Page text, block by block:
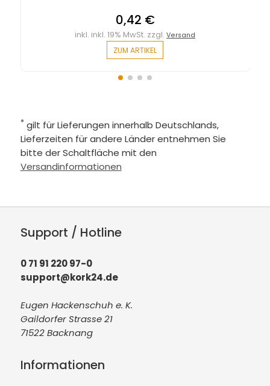
0,42 €
inkl. inkl. 19% MwSt. zzgl.Versand
ZUM ARTIKEL
* gilt für Lieferungen innerhalb Deutschlands,
Lieferzeiten für andere Länder entnehmen Sie
bitte der Schaltfläche mit den
Versandinformationen
Support / Hotline
0 71 91 220 97-0
support@kork24.de
Eugen Hackenschuh e. K.
Gaildorfer Strasse 21
71522 Backnang
Informationen